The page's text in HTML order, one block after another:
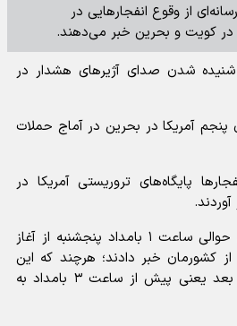
از وقوع انفجارهایی در
در کویت و بحرین خبر می‌دهند.
شنیده شدن صدای آژیرهای هشدار در
پنجم آمریکا در بحرین در آماج حملات
پایگاه‌های تروریستی آمریکا در
نیروهای تروریستی سنتکام حوالی ساعت ۱ بامداد پنجشنبه از آغاز
کشورمان خبر دادند؛ هرچند که این
درگیری کمتر از دو ساعت بعد یعنی پیش از ساعت ۳ بامداد به